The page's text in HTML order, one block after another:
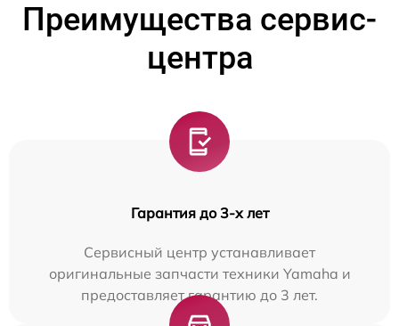
Преимущества сервис-
центра
Гарантия до 3-х лет
Сервисный центр устанавливает
оригинальные запчасти техники Yamaha и
предоставляет гарантию до 3 лет.